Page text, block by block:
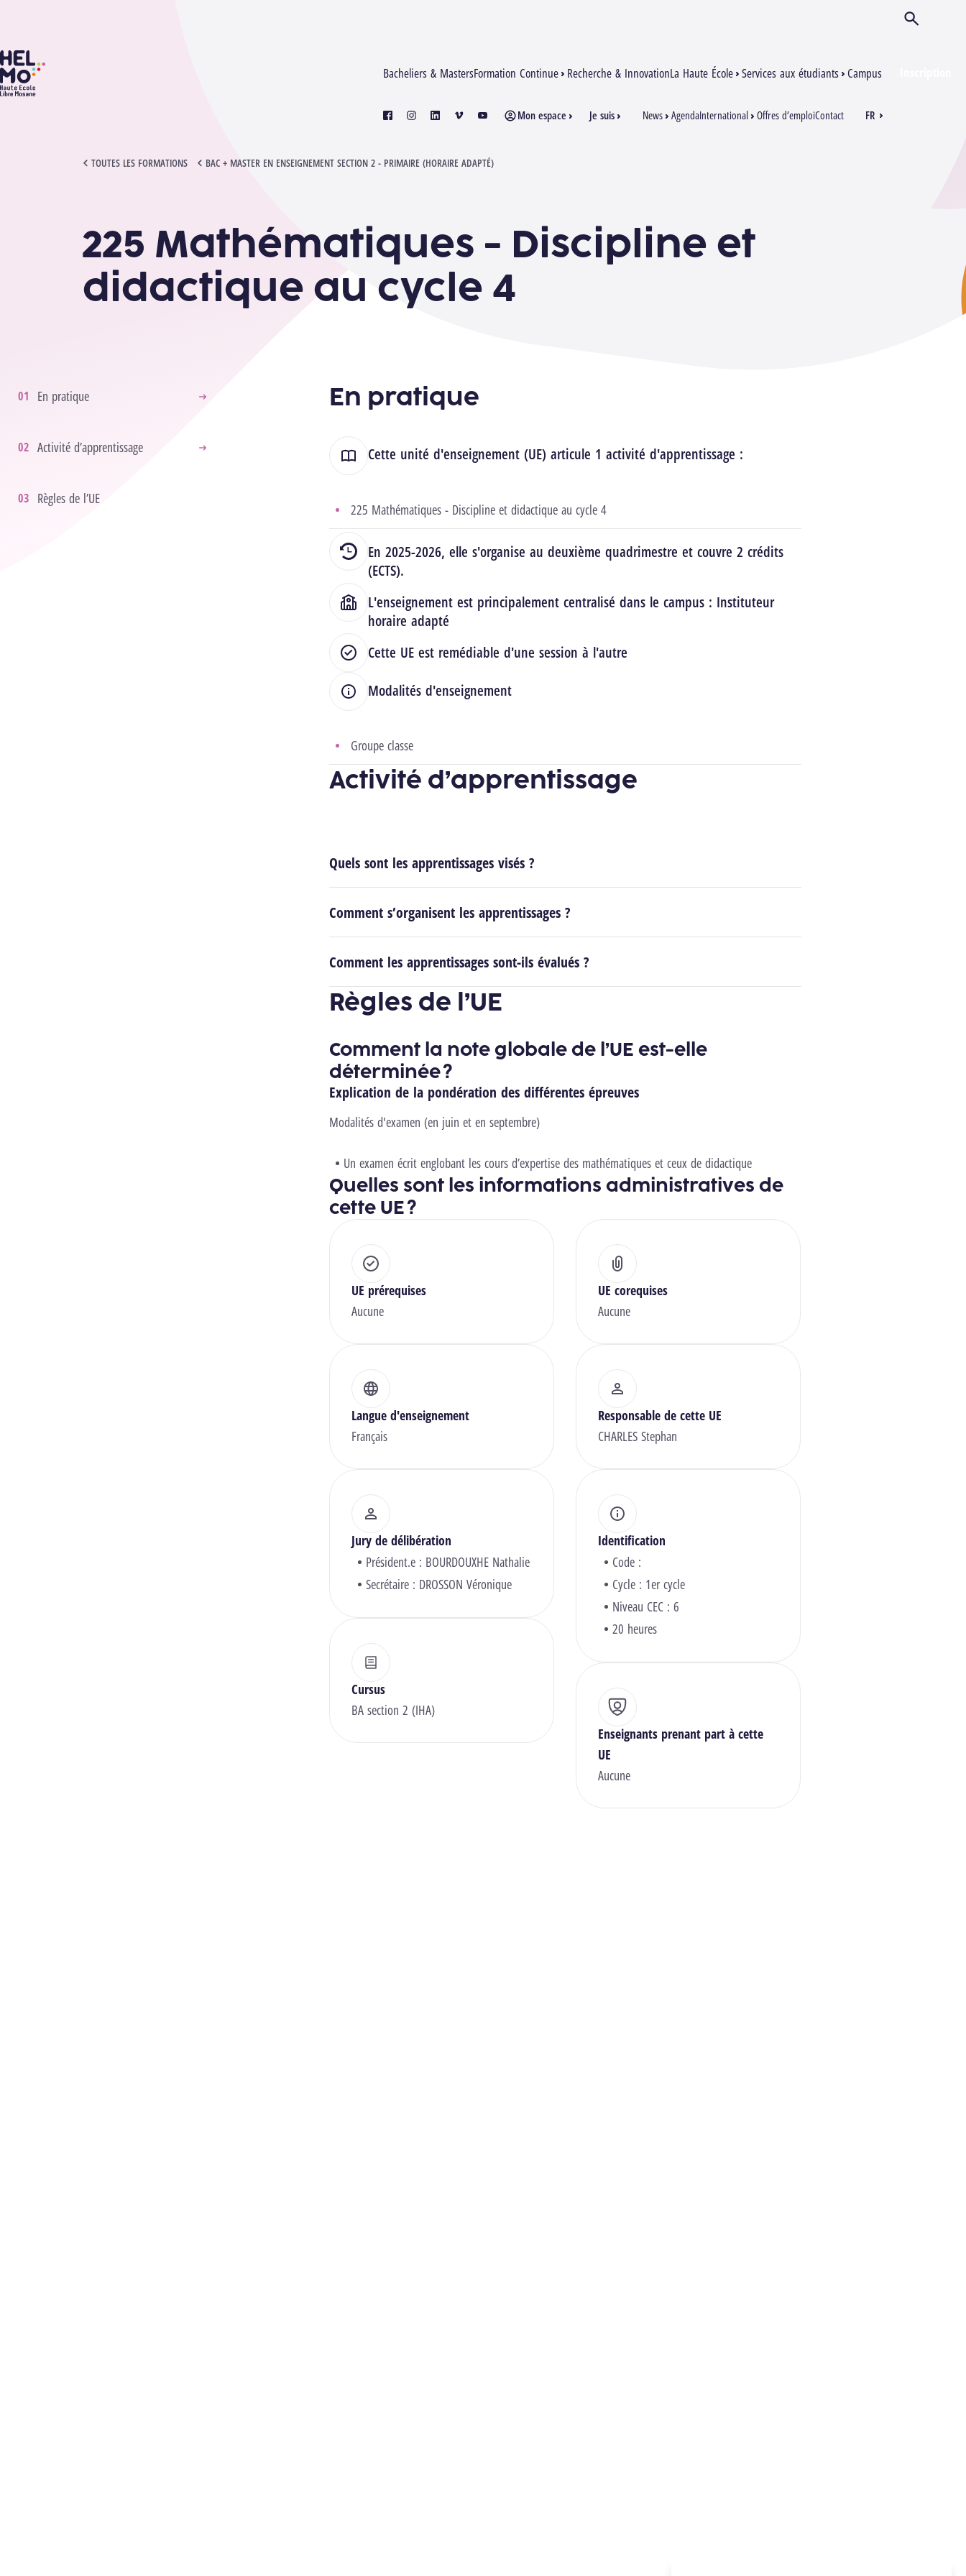
HELMo
Bacheliers & MastersFormation Continue Recherche & InnovationLa Haute École Services aux étudiants Campus
Mon espace Je suis News AgendaInternational Offres d’emploiContact
facebookinstagramlinkedinvimeo youtube
FR
Ouvrir/
TOUTES LES FORMATIONS BAC + MASTER EN ENSEIGNEMENT SECTION 2 - PRIMAIRE (HORAIRE ADAPTÉ)
225 MATHÉMATIQUES - DISCIPLINE ET DIDACTIQUE AU CYCLE 4
225 Mathématiques - Discipline et
didactique au cycle 4
En pratique
Activité d’apprentissage
Règles de l’UE
En pratique
Cette unité d'enseignement (UE) articule 1 activité d'apprentissage :
225 Mathématiques - Discipline et didactique au cycle 4
En 2025-2026, elle s'organise au deuxième quadrimestre et couvre 2 crédits
(ECTS).
L'enseignement est principalement centralisé dans le campus : Instituteur
horaire adapté
Cette UE est remédiable d'une session à l'autre
Modalités d'enseignement
Groupe classe
Activité d’apprentissage
Quels sont les apprentissages visés ?
Comment s’organisent les apprentissages ?
Comment les apprentissages sont-ils évalués ?
Règles de l’UE
Comment la note globale de l’UE est-elle
déterminée ?
Explication de la pondération des différentes épreuves
Modalités d'examen (en juin et en septembre)
Un examen écrit englobant les cours d’expertise des mathématiques et ceux de didactique
Quelles sont les informations administratives de
cette UE ?
UE prérequises
Aucune
UE corequises
Aucune
Langue d'enseignement
Français
Responsable de cette UE
CHARLES Stephan
Jury de délibération
Président.e : BOURDOUXHE Nathalie
Secrétaire : DROSSON Véronique
Identification
Code :
Cycle : 1er cycle
Niveau CEC : 6
20 heures
Cursus
BA section 2 (IHA)
Enseignants prenant part à cette
UE
Aucune